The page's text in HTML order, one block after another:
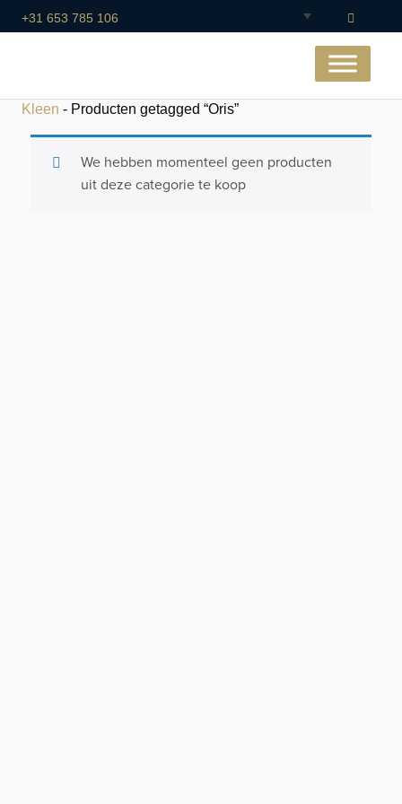
+31 653 785 106
Kleen - Producten getagged “Oris”
We hebben momenteel geen producten
uit deze categorie te koop